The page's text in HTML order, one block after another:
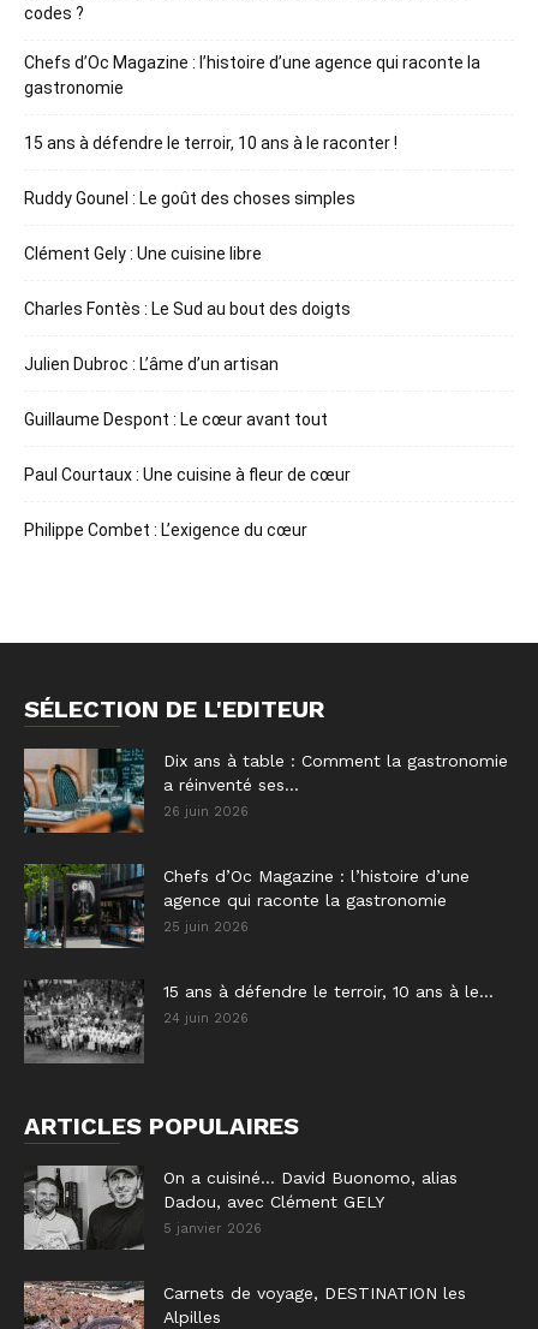
codes ?
Chefs d’Oc Magazine : l’histoire d’une agence qui raconte la
gastronomie
15 ans à défendre le terroir, 10 ans à le raconter !
Ruddy Gounel : Le goût des choses simples
Clément Gely : Une cuisine libre
Charles Fontès : Le Sud au bout des doigts
Julien Dubroc : L’âme d’un artisan
Guillaume Despont : Le cœur avant tout
Paul Courtaux : Une cuisine à fleur de cœur
Philippe Combet : L’exigence du cœur
SÉLECTION DE L'EDITEUR
Dix ans à table : Comment la gastronomie
a réinventé ses...
26 juin 2026
Chefs d’Oc Magazine : l’histoire d’une
agence qui raconte la gastronomie
25 juin 2026
15 ans à défendre le terroir, 10 ans à le...
24 juin 2026
ARTICLES POPULAIRES
On a cuisiné… David Buonomo, alias
Dadou, avec Clément GELY
5 janvier 2026
Carnets de voyage, DESTINATION les
Alpilles